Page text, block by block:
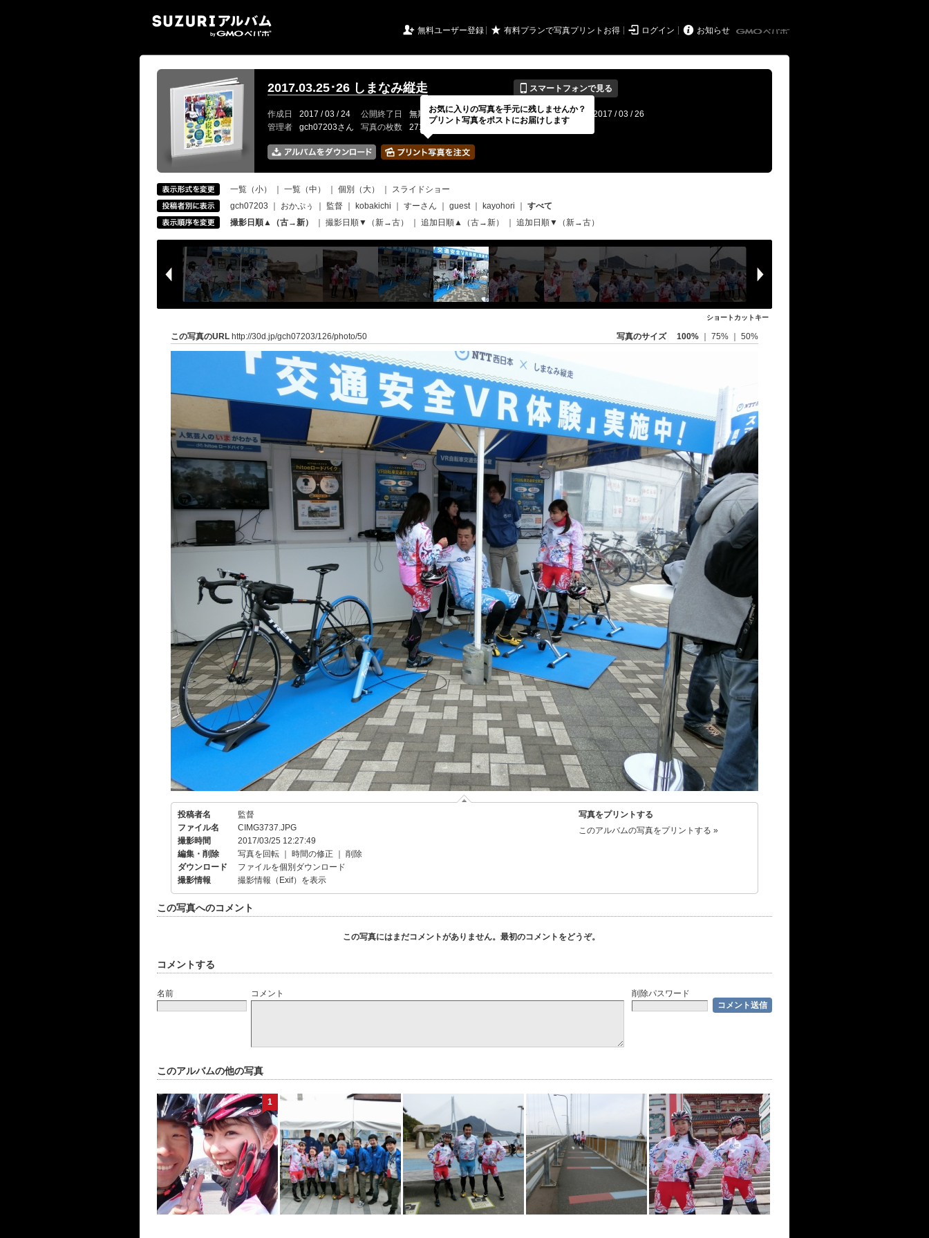
 無料ユーザー登録 ★ 有料プランで写真プリントお得  ログイン  お知らせ
2017.03.25･26 しまなみ縦走 📱 スマートフォンで見る
作成日 2017 / 03 / 24 公開終了日 無期限 イベントの期間
2017 / 03 / 25 〜 2017 / 03 / 26
管理者
gch07203さん 写真の枚数 271 / 2000枚
一覧（小） 一覧（中） 個別（大）
スライドショー
gch07203
おかぷぅ 監督 kobakichi すーさん guest｜ kayohori
すべて
撮影日順▲（古→新）
撮影日順▼（新→古） 追加日順▲（古→新） 追加日順▼（新→古）
ショートカットキー
この写真のURL http://30d.jp/gch07203/126/photo/50 写真のサイズ 100% 75% 50%
投稿者名
監督
ファイル名
CIMG3737.JPG
撮影時間
2017/03/25 12:27:49
編集・削除
写真を回転 時間の修正
削除
ダウンロード
ファイルを個別ダウンロード
撮影情報
撮影情報（Exif）を表示
写真をプリントする
このアルバムの写真をプリントする »
この写真へのコメント
この写真にはまだコメントがありません。最初のコメントをどうぞ。
コメントする
名前 コメント 削除パスワード
このアルバムの他の写真
1
お気に入りの写真を手元に残しませんか？
プリント写真をポストにお届けします